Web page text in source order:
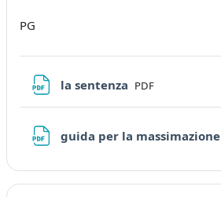
PG
la sentenza File
PDF
guida per la massimazione